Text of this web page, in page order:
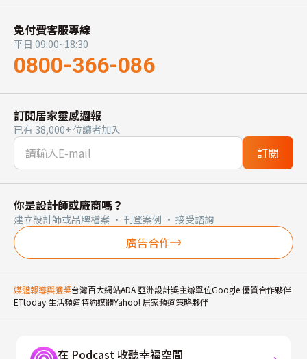
免付費客服專線
平日 09:00~18:30
0800-366-086
訂閱居家靈感週報
已有 38,000+ 位讀者加入
訂閱
你是設計師或廠商嗎？
建立設計師或品牌檔案 · 刊登案例 · 接受諮詢
廣告合作
媒體報導與獲獎台灣百大網站ADA 亞洲設計獎主辦單位Google 優質合作夥伴
ETtoday 生活頻道特約媒體Yahoo! 居家頻道策略夥伴
在 Podcast 收聽幸福空間